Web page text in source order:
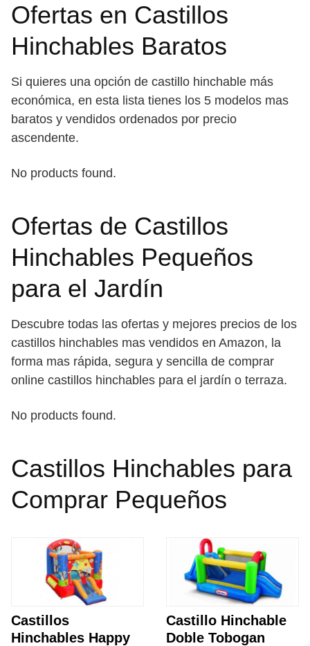
Ofertas en Castillos
Hinchables Baratos
Si quieres una opción de castillo hinchable más
económica, en esta lista tienes los 5 modelos mas
baratos y vendidos ordenados por precio
ascendente.
No products found.
Ofertas de Castillos
Hinchables Pequeños
para el Jardín
Descubre todas las ofertas y mejores precios de los
castillos hinchables mas vendidos en Amazon, la
forma mas rápida, segura y sencilla de comprar
online castillos hinchables para el jardín o terraza.
No products found.
Castillos Hinchables para
Comprar Pequeños
Castillos
Hinchables Happy
Castillo Hinchable
Doble Tobogan